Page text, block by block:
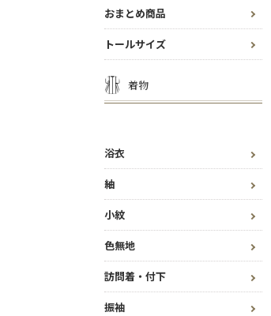
おまとめ商品
トールサイズ
着物
浴衣
紬
小紋
色無地
訪問着・付下
振袖